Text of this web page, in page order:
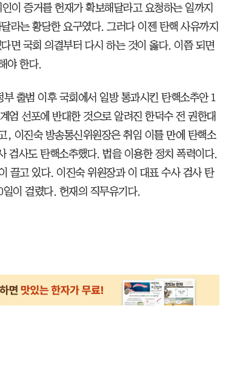
이 증거를 헌재가 확보해달라고 요청하는 일까지
라는 황당한 요구였다. 그러다 이젠 탄핵 사유까지
면 국회 의결부터 다시 하는 것이 옳다. 이쯤 되면
야 한다.
출범 이후 국회에서 일방 통과시킨 탄핵소추안 1
엄 선포에 반대한 것으로 알려진 한덕수 전 권한대
, 이진숙 방송통신위원장은 취임 이틀 만에 탄핵소
검사도 탄핵소추했다. 법을 이용한 정치 폭력이다.
끌고 있다. 이진숙 위원장과 이 대표 수사 검사 탄
이 걸렸다. 헌재의 직무유기다.